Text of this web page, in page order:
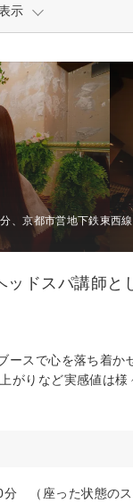
示
、京都市営地下鉄東西
ッドスパ講師
ースで心を落ち着
がりなど実感値は
（座った状態のス